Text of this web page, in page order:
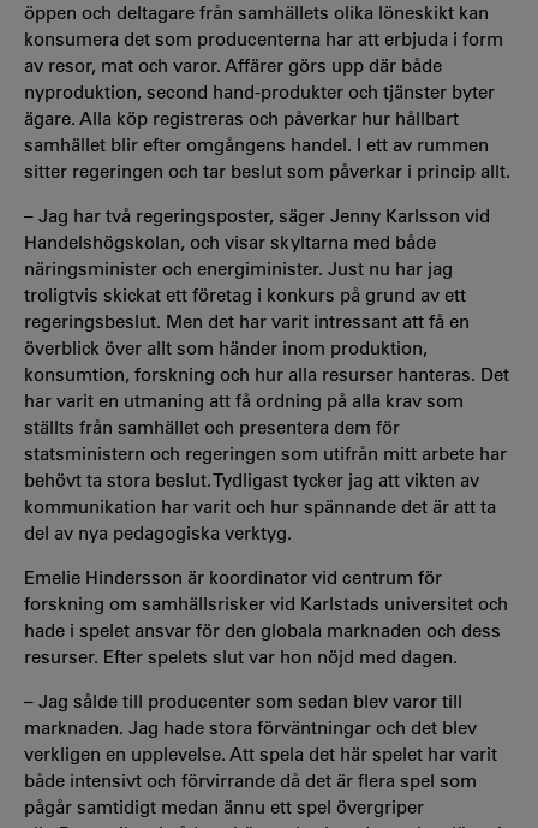
öppen och deltagare från samhällets olika löneskikt kan
konsumera det som producenterna har att erbjuda i form
av resor, mat och varor. Affärer görs upp där både
nyproduktion, second hand-produkter och tjänster byter
ägare. Alla köp registreras och påverkar hur hållbart
samhället blir efter omgångens handel. I ett av rummen
sitter regeringen och tar beslut som påverkar i princip allt.
– Jag har två regeringsposter, säger Jenny Karlsson vid
Handelshögskolan, och visar skyltarna med både
näringsminister och energiminister. Just nu har jag
troligtvis skickat ett företag i konkurs på grund av ett
regeringsbeslut. Men det har varit intressant att få en
överblick över allt som händer inom produktion,
konsumtion, forskning och hur alla resurser hanteras. Det
har varit en utmaning att få ordning på alla krav som
ställts från samhället och presentera dem för
statsministern och regeringen som utifrån mitt arbete har
behövt ta stora beslut. Tydligast tycker jag att vikten av
kommunikation har varit och hur spännande det är att ta
del av nya pedagogiska verktyg.
Emelie Hindersson är koordinator vid centrum för
forskning om samhällsrisker vid Karlstads universitet och
hade i spelet ansvar för den globala marknaden och dess
resurser. Efter spelets slut var hon nöjd med dagen.
– Jag sålde till producenter som sedan blev varor till
marknaden. Jag hade stora förväntningar och det blev
verkligen en upplevelse. Att spela det här spelet har varit
både intensivt och förvirrande då det är flera spel som
pågår samtidigt medan ännu ett spel övergriper